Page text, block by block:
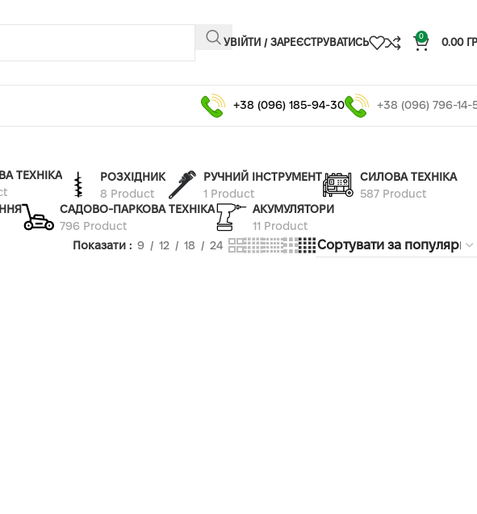
УВІЙТИ / ЗАРЕЄСТРУВАТИСЬ
0
0.00
+38 (096) 185-94-30 +38 (096) 796-14-
ТЕХНІКА
РОЗХІДНИК
8 Product
РУЧНИЙ ІНСТРУМЕНТ
1 Product
СИЛОВА ТЕХНІКА
587 Product
САДОВО-ПАРКОВА ТЕХНІКА
796 Product
АКУМУЛЯТОРИ
11 Product
Показати 9 12 18 24